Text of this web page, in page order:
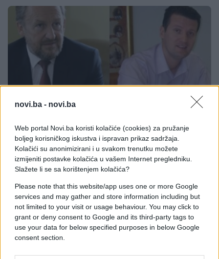
novi.ba - novi.ba
Web portal Novi.ba koristi kolačiće (cookies) za pružanje
boljeg korisničkog iskustva i ispravan prikaz sadržaja.
Kolačići su anonimizirani i u svakom trenutku možete
izmijeniti postavke kolačića u vašem Internet pregledniku.
Slažete li se sa korištenjem kolačića?
Please note that this website/app uses one or more Google
services and may gather and store information including but
not limited to your visit or usage behaviour. You may click to
grant or deny consent to Google and its third-party tags to
use your data for below specified purposes in below Google
consent section.
BOSNA I HERCEGOVINA
23.11.16. 09:25
Izetbegović i Šepić ušli u otvoreni sukob
Saznaj više